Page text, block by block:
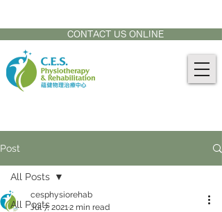
CONTACT US ONLINE
Post
All Posts
All Posts
cesphysiorehab
Jul 7, 20212 min read